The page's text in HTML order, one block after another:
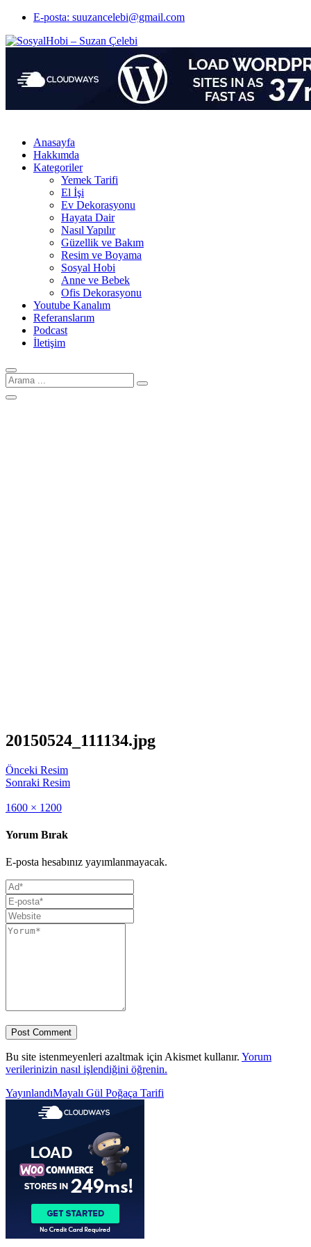
E-posta: suuzancelebi@gmail.com
Anasayfa
Hakkımda
Kategoriler
Yemek Tarifi
El İşi
Ev Dekorasyonu
Hayata Dair
Nasıl Yapılır
Güzellik ve Bakım
Resim ve Boyama
Sosyal Hobi
Anne ve Bebek
Ofis Dekorasyonu
Youtube Kanalım
Referanslarım
Podcast
İletişim
Arama
için:
20150524_111134.jpg
Önceki Resim
Sonraki Resim
Full
1600 × 1200
Yorum Bırak
E-posta hesabınız yayımlanmayacak.
Bu site istenmeyenleri azaltmak için Akismet kullanır. Yorum
verilerinizin nasıl işlendiğini öğrenin.
Yazı
gezinmesi
YayınlandıMayalı Gül Poğaça Tarifi